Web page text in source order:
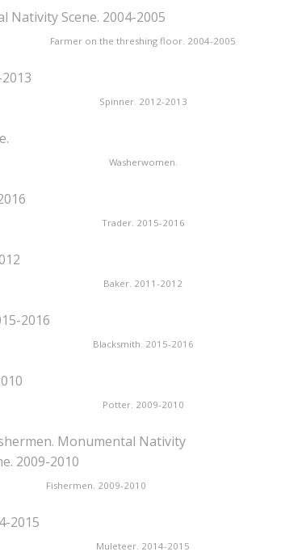
Farmer on the threshing floor. 2004-2005
Spinner. 2012-2013
Washerwomen.
Trader. 2015-2016
Baker. 2011-2012
Blacksmith. 2015-2016
Potter. 2009-2010
Fishermen. 2009-2010
Muleteer. 2014-2015